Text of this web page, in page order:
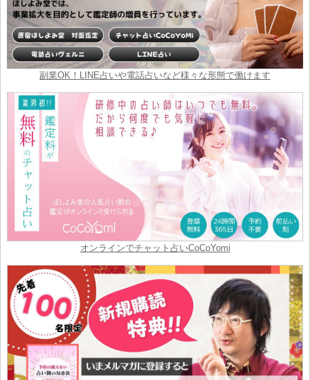
副業OK！LINE占いや電話占いなど様々な形態で働けます
オンラインでチャット占いCoCoYomi